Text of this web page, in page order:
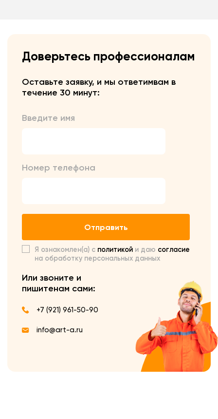
Доверьтесь профессионалам
Оставьте заявку, и мы ответимвам в
течение 30 минут:
Введите имя
Номер телефона
Отправить
Я ознакомлен(а) с политикой и даю согласие
на обработку персональных данных
Или звоните и
пишитенам сами:
+7 (921) 961-50-90
info@art-a.ru